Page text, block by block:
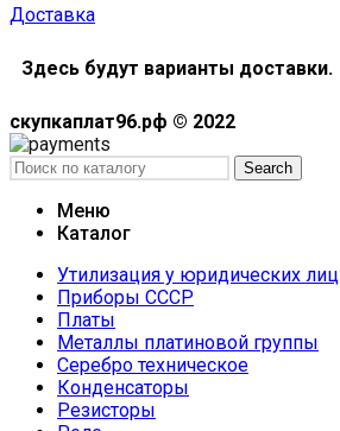
Доставка
Здесь будут варианты доставки.
скупкаплат96.рф © 2022
Search
Меню
Каталог
Утилизация у юридических лиц
Приборы СССР
Платы
Металлы платиновой группы
Серебро техническое
Конденсаторы
Резисторы